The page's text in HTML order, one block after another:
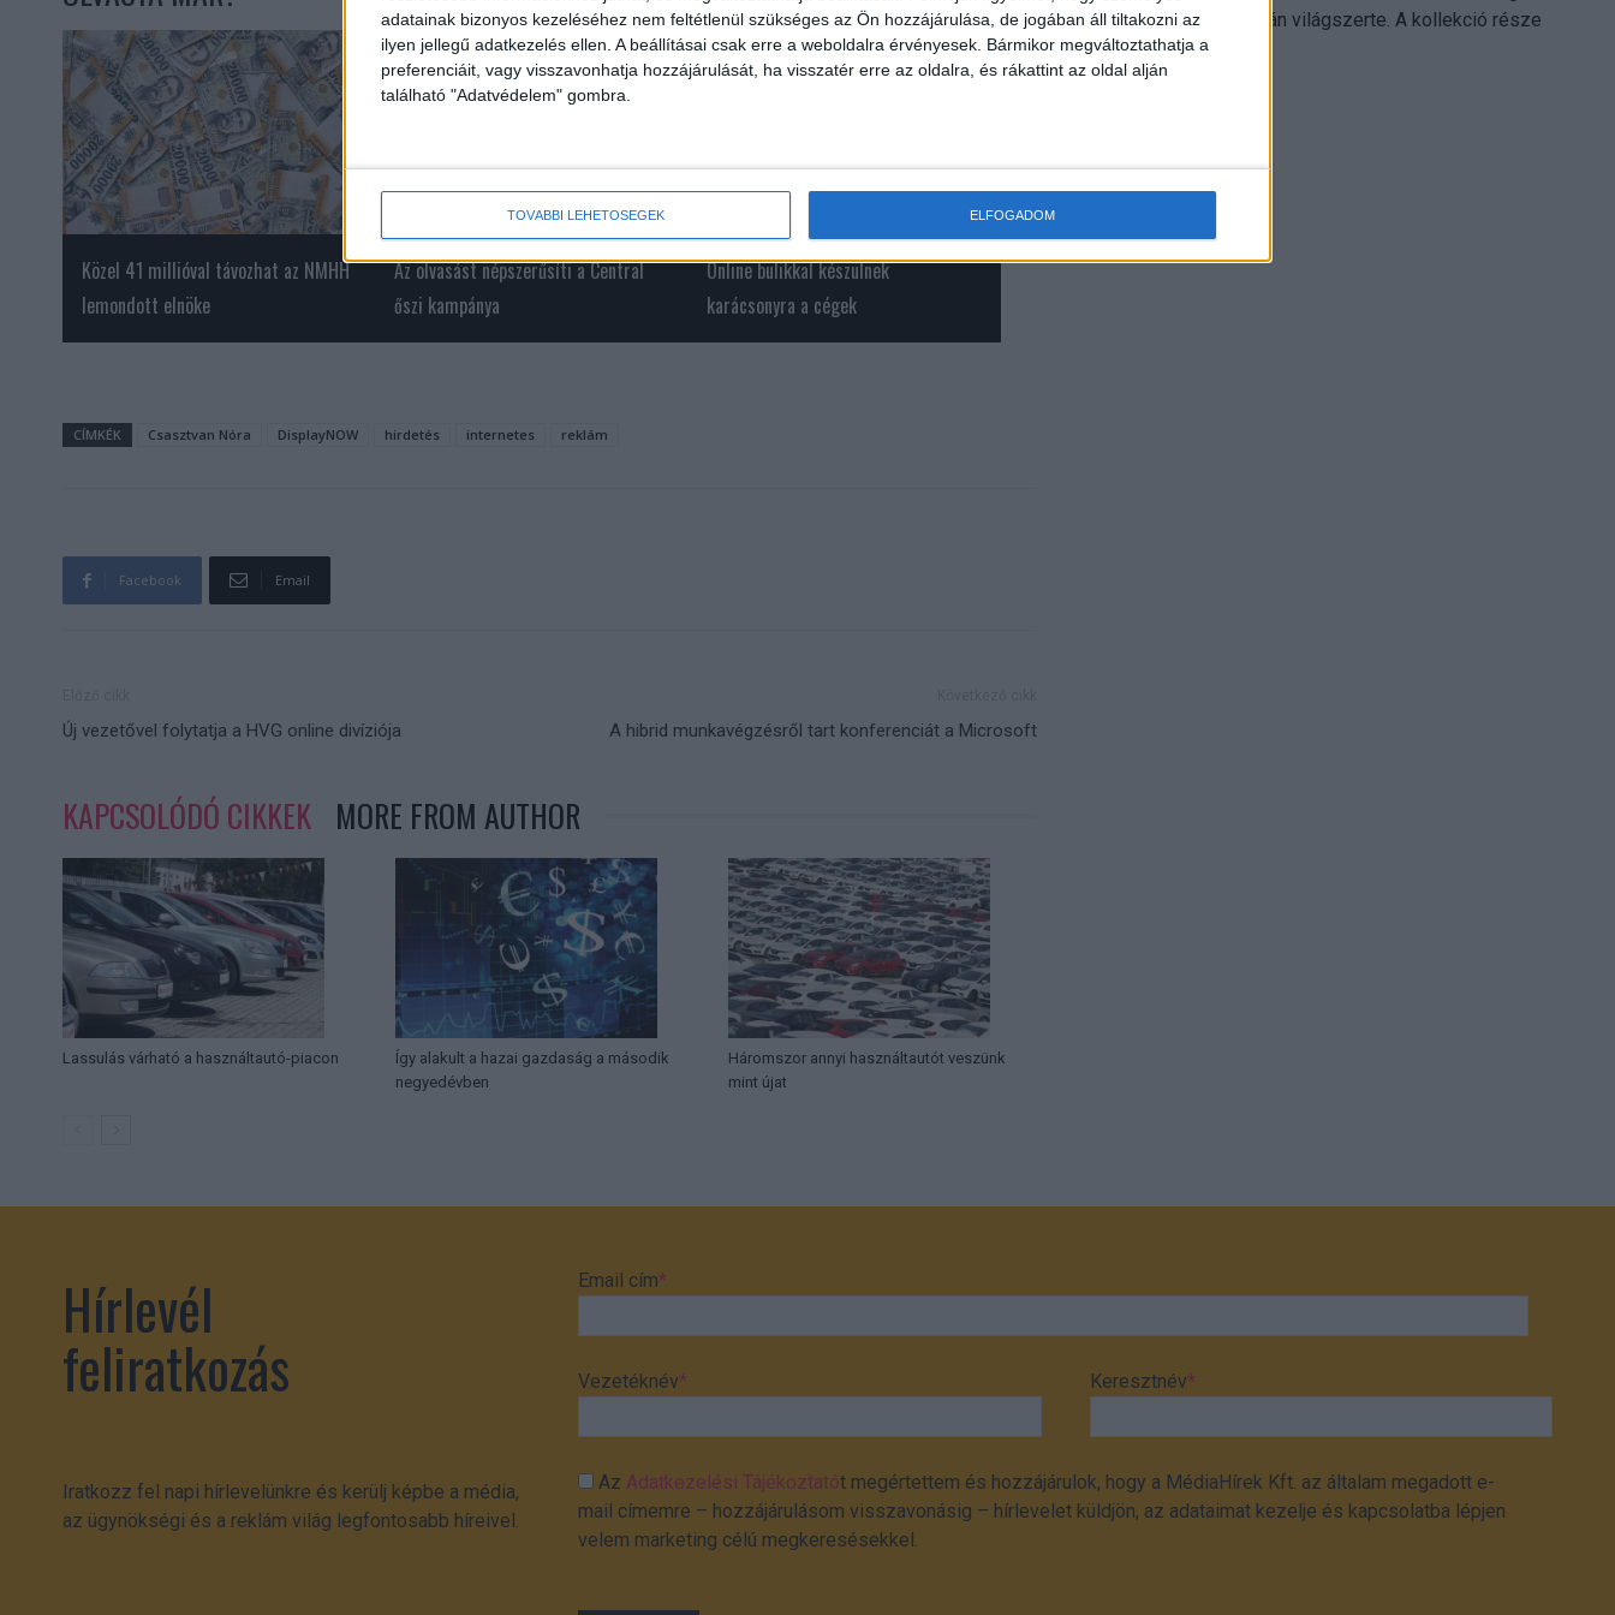
adatainak bizonyos kezeléséhez nem feltétlenül szükséges az Ön hozzájárulása, de jogában áll tiltakozni az
ilyen jellegű adatkezelés ellen. A beállításai csak erre a weboldalra érvényesek. Bármikor megváltoztathatja a
preferenciáit, vagy visszavonhatja hozzájárulását, ha visszatér erre az oldalra, és rákattint az oldal alján
található "Adatvédelem" gombra.
TOVÁBBI LEHETŐSÉGEK ELFOGADOM
Közel 41 millióval távozhat az NMHH
lemondott elnöke
Az olvasást népszerűsíti a Central
őszi kampánya
Online bulikkal készülnek
karácsonyra a cégek
CÍMKÉK Csasztvan Nóra DisplayNOW hirdetés internetes reklám
Facebook Email
Új vezetővel folytatja a HVG online divíziója A hibrid munkavégzésről tart konferenciát a Microsoft
KAPCSOLÓDÓ CIKKEK MORE FROM AUTHOR
Lassulás várható a használtautó-piacon
Így alakult a hazai gazdaság a második
negyedévben
Háromszor annyi használtautót veszünk
mint újat
Electronics platformján világszerte. A kollekció része
Leonardo...
Hírlevél
feliratkozás
Iratkozz fel napi hírlevelünkre és kerülj képbe a média,
az ügynökségi és a reklám világ legfontosabb híreivel.
Email cím*
Vezetéknév* Keresztnév*
AzAdatkezelési Tájékoztatót megértettem és hozzájárulok, hogy a MédiaHírek Kft. az általam megadott e-
mail címemre – hozzájárulásom visszavonásig – hírlevelet küldjön, az adataimat kezelje és kapcsolatba lépjen
velem marketing célú megkeresésekkel.